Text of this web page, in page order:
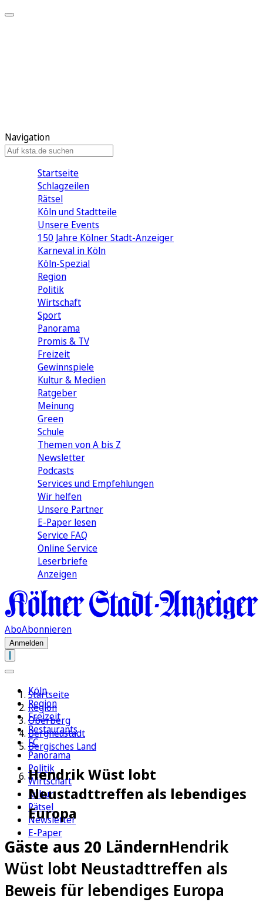
Navigation
Startseite
Schlagzeilen
Rätsel
Köln und Stadtteile
Unsere Events
150 Jahre Kölner Stadt-Anzeiger
Karneval in Köln
Köln-Spezial
Region
Politik
Wirtschaft
Sport
Panorama
Promis & TV
Freizeit
Gewinnspiele
Kultur & Medien
Ratgeber
Meinung
Green
Schule
Themen von A bis Z
Newsletter
Podcasts
Services und Empfehlungen
Wir helfen
Unsere Partner
E-Paper lesen
Service FAQ
Online Service
Leserbriefe
Anzeigen
AboAbonnieren
Anmelden
Köln
Region
Freizeit
Restaurants
FC
Panorama
Politik
Wirtschaft
Kultur
Rätsel
Newsletter
E-Paper
Startseite
Region
Oberberg
Bergneustadt
Bergisches Land
Hendrik Wüst lobt
Neustadttreffen als lebendiges
Europa
Gäste aus 20 LändernHendrik
Wüst lobt Neustadttreffen als
Beweis für lebendiges Europa